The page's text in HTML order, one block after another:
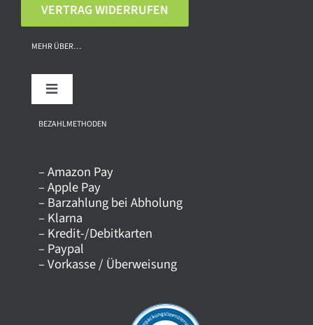
VERTRAG WIDERRUFEN
MEHR ÜBER…
Toggle
Über uns
Kontakt
Versandkosten
Datenschutz
BEZAHLMETHODEN
– Amazon Pay
– Apple Pay
– Barzahlung bei Abholung
– Klarna
– Kredit-/Debitkarten
– Paypal
– Vorkasse / Überweisung